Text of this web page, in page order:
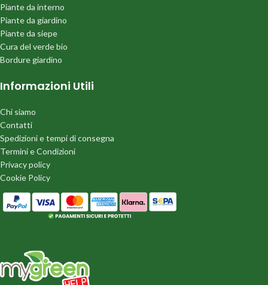
Piante da interno
Piante da giardino
Piante da siepe
Cura del verde bio
Bordure giardino
Informazioni Utili
Chi siamo
Contatti
Spedizioni e tempi di consegna
Termini e Condizioni
Privacy policy
Cookie Policy